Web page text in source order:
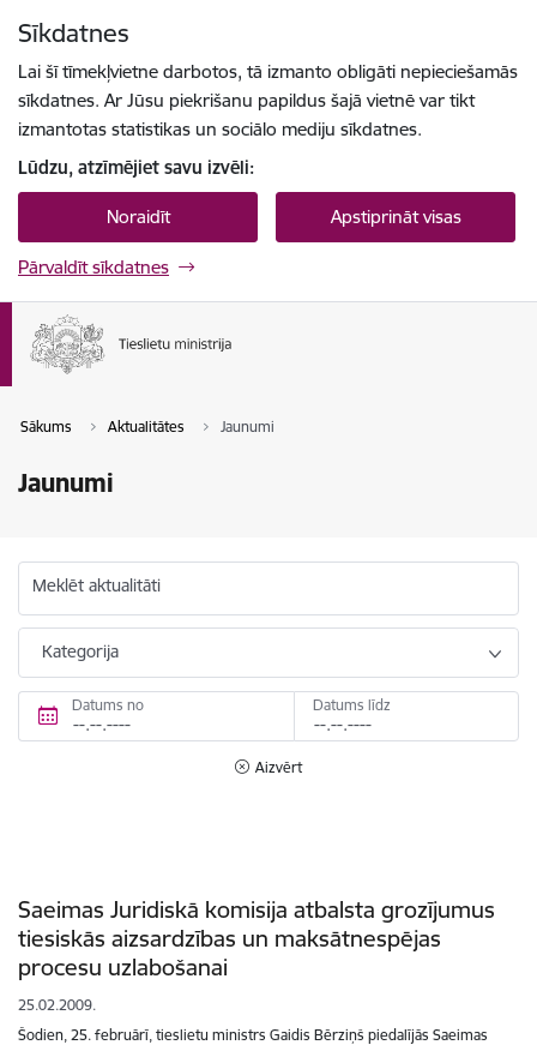
Sīkdatnes
Lai šī tīmekļvietne darbotos, tā izmanto obligāti nepieciešamās
sīkdatnes. Ar Jūsu piekrišanu papildus šajā vietnē var tikt
izmantotas statistikas un sociālo mediju sīkdatnes.
Lūdzu, atzīmējiet savu izvēli:
Noraidīt Apstiprināt visas
Pārvaldīt sīkdatnes
Sākums Aktualitātes Jaunumi
Jaunumi
Meklēt aktualitāti
Kategorija
Datums no Datums līdz
Aizvērt
Saeimas Juridiskā komisija atbalsta grozījumus
tiesiskās aizsardzības un maksātnespējas
procesu uzlabošanai
25.02.2009.
Šodien, 25. februārī, tieslietu ministrs Gaidis Bērziņš piedalījās Saeimas